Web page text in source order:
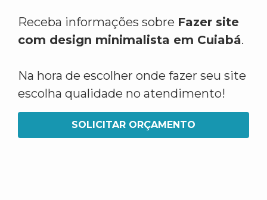
Receba informações sobre Fazer site
com design minimalista em Cuiabá.
Na hora de escolher onde fazer seu site
escolha qualidade no atendimento!
SOLICITAR ORÇAMENTO